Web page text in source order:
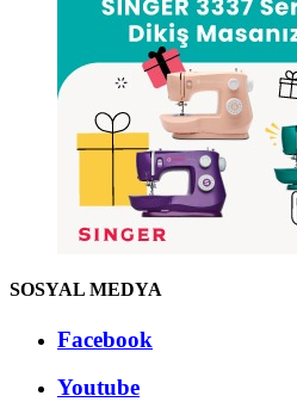
SOSYAL MEDYA
Facebook
Youtube